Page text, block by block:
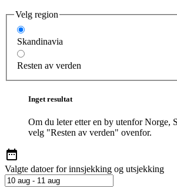
Velg region
Skandinavia
Resten av verden
Inget resultat
Om du leter etter en by utenfor Norge,
velg "Resten av verden" ovenfor.
Valgte datoer for innsjekking og utsjekking